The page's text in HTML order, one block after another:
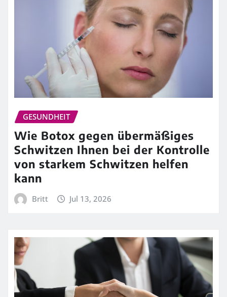
GESUNDHEIT
Wie Botox gegen übermäßiges
Schwitzen Ihnen bei der Kontrolle
von starkem Schwitzen helfen
kann
Britt Jul 13, 2026